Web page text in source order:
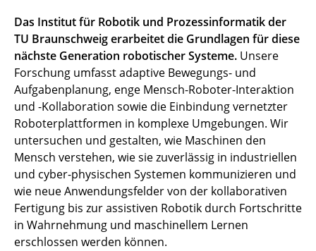
Das Institut für Robotik und Prozessinformatik der
TU Braunschweig erarbeitet die Grundlagen für diese
nächste Generation robotischer Systeme. Unsere
Forschung umfasst adaptive Bewegungs- und
Aufgabenplanung, enge Mensch-Roboter-Interaktion
und -Kollaboration sowie die Einbindung vernetzter
Roboterplattformen in komplexe Umgebungen. Wir
untersuchen und gestalten, wie Maschinen den
Mensch verstehen, wie sie zuverlässig in industriellen
und cyber-physischen Systemen kommunizieren und
wie neue Anwendungsfelder von der kollaborativen
Fertigung bis zur assistiven Robotik durch Fortschritte
in Wahrnehmung und maschinellem Lernen
erschlossen werden können.